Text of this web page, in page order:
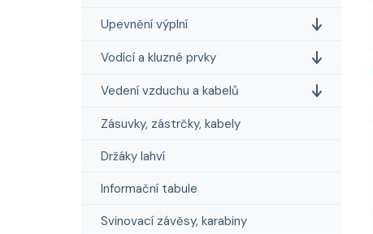
Upevnění výplní
Vodící a kluzné prvky
Vedení vzduchu a kabelů
Zásuvky, zástrčky, kabely
Držáky lahví
Informační tabule
Svinovací závěsy, karabiny